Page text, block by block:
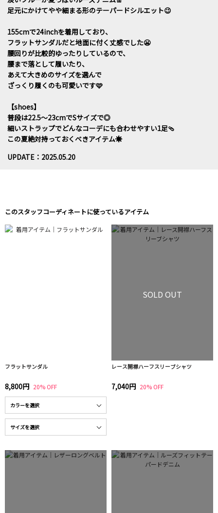
足元にかけてやや細まる形のテーパードシルエット😉
155cmで24inchを着用しており、
フラットサンダルだと地面に付く丈感でした😬
腰回りが比較的ゆったりしているので、
腰まで落として履いたり、
あえて大きめのサイズを選んで
ざっくり履くのも可愛いです🩷
【shoes】
普段は22.5〜23cmでSサイズで◎
細いストラップでどんなコーデにも合わせやすい1足🩴
この夏絶対持っておくべきアイテム☀️
UPDATE：2025.05.20
このスタッフコーディネートに使っているアイテム
フラットサンダル
8,800円 20% OFF
SOLD OUT
レース開襟ハーフスリーブシャツ
7,040円 20% OFF